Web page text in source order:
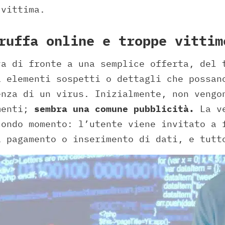
online e troppe
di fronte a una semplice offerta, del
sospetti o dettagli che
di un virus. Inizialmente, non
sembra una comune pubblicità.
La
momento: l’utente viene invitato a
pagamento o inserimento di dati, e